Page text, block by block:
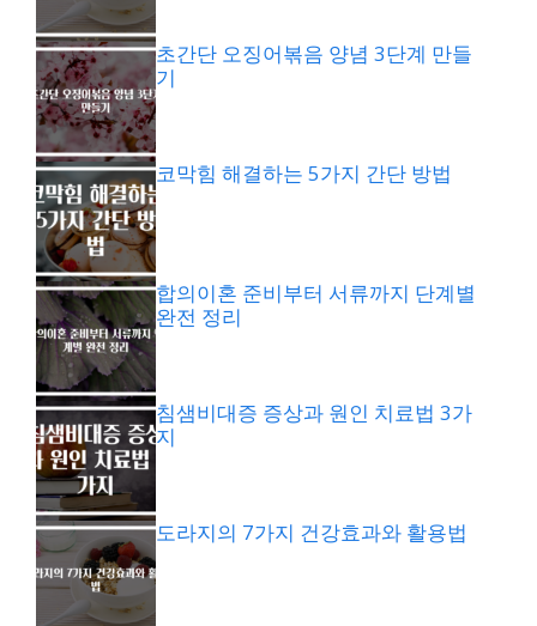
초간단 오징어볶음 양념 3단계 만들
기
코막힘 해결하는 5가지 간단 방법
합의이혼 준비부터 서류까지 단계별
완전 정리
침샘비대증 증상과 원인 치료법 3가
지
도라지의 7가지 건강효과와 활용법